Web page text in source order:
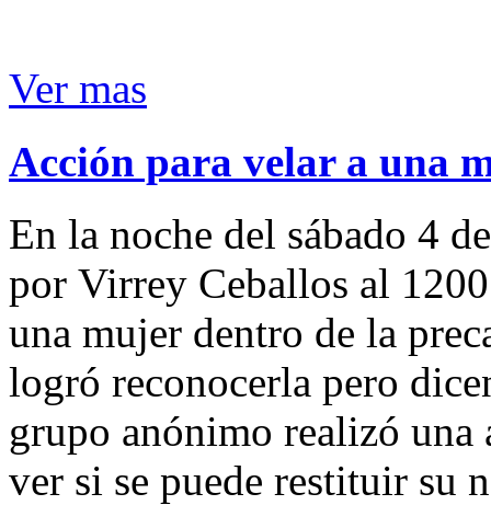
Ver mas
Acción para velar a una
En la noche del sábado 4
por Virrey Ceballos al
una mujer dentro de la
logró reconocerla pero
grupo anónimo realizó
ver si se puede restituir su